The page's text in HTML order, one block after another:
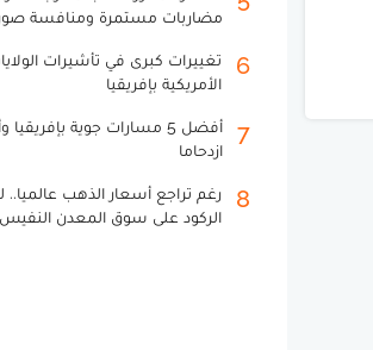
مضاربات مستمرة ومنافسة
6
تغييرات كبرى في تأشيرات
الأمريكية بإفريقيا
7
أفضل 5 مسارات جوية بإفريقيا
ازدحاما
8
رغم تراجع أسعار الذهب عالميا..
الركود على سوق المعدن